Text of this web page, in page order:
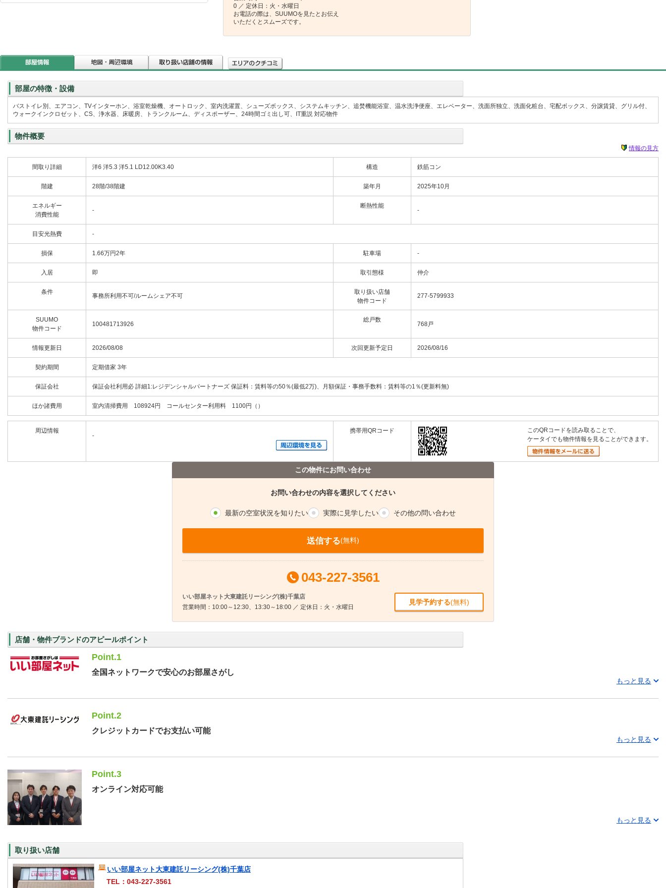
0 ／ 定休日：火・水曜日
お電話の際は、SUUMOを見たとお伝え
いただくとスムーズです。
部屋の特徴・設備
バストイレ別、エアコン、TVインターホン、浴室乾燥機、オートロック、室内洗濯置、シューズボックス、システムキッチン、追焚機能浴室、温水洗浄便座、エレベーター、洗面所独立、洗面化粧台、宅配ボックス、分譲賃貸、グリル付、
ウォークインクロゼット、CS、浄水器、床暖房、トランクルーム、ディスポーザー、24時間ゴミ出し可、IT重説 対応物件
物件概要
情報の見方
間取り詳細 洋6 洋5.3 洋5.1 LD12.00K3.40 構造 鉄筋コン
階建 28階/38階建 築年月 2025年10月
エネルギー
消費性能
-
断熱性能
-
目安光熱費 -
損保 1.66万円2年 駐車場 -
入居 即 取引態様 仲介
条件
事務所利用不可/ルームシェア不可
取り扱い店舗
物件コード
277-5799933
SUUMO
物件コード
100481713926
総戸数
768戸
情報更新日 2026/08/08 次回更新予定日 2026/08/16
契約期間 定期借家 3年
保証会社 保証会社利用必 詳細1:レジデンシャルパートナーズ 保証料：賃料等の50％(最低2万)、月額保証・事務手数料：賃料等の1％(更新料無)
ほか諸費用 室内清掃費用 108924円 コールセンター利用料 1100円（）
周辺情報
-
携帯用QRコード
このQRコードを読み取ることで、
ケータイでも物件情報を見ることができます。
この物件にお問い合わせ
お問い合わせの内容を選択してください
最新の空室状況を知りたい 実際に 見学したい その他の問い合わせ
送信する(無料)
043-227-3561
いい部屋ネット大東建託リーシング(株)千葉店
営業時間：10:00～12:30、13:30～18:00 ／ 定休日：火・水曜日
見学予約する(無料)
店舗・物件ブランドのアピールポイント
Point.1
全国ネットワークで安心のお部屋さがし
もっと見る
Point.2
クレジットカードでお支払い可能
もっと見る
Point.3
オンライン対応可能
もっと見る
取り扱い店舗
いい部屋ネット大東建託リーシング(株)千葉店
TEL：043-227-3561